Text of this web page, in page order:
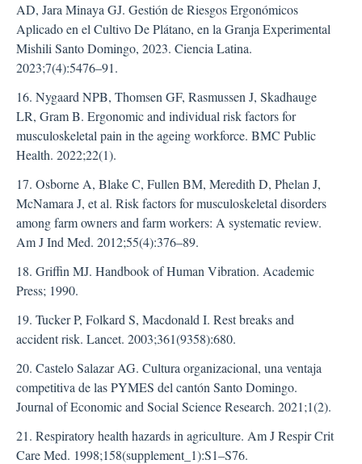
AD, Jara Minaya GJ. Gestión de Riesgos Ergonómicos
Aplicado en el Cultivo De Plátano, en la Granja Experimental
Mishili Santo Domingo, 2023. Ciencia Latina.
2023;7(4):5476–91.
16. Nygaard NPB, Thomsen GF, Rasmussen J, Skadhauge
LR, Gram B. Ergonomic and individual risk factors for
musculoskeletal pain in the ageing workforce. BMC Public
Health. 2022;22(1).
17. Osborne A, Blake C, Fullen BM, Meredith D, Phelan J,
McNamara J, et al. Risk factors for musculoskeletal disorders
among farm owners and farm workers: A systematic review.
Am J Ind Med. 2012;55(4):376–89.
18. Griffin MJ. Handbook of Human Vibration. Academic
Press; 1990.
19. Tucker P, Folkard S, Macdonald I. Rest breaks and
accident risk. Lancet. 2003;361(9358):680.
20. Castelo Salazar AG. Cultura organizacional, una ventaja
competitiva de las PYMES del cantón Santo Domingo.
Journal of Economic and Social Science Research. 2021;1(2).
21. Respiratory health hazards in agriculture. Am J Respir Crit
Care Med. 1998;158(supplement_1):S1–S76.